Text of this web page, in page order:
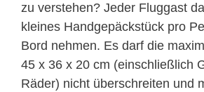
zu verstehen? Jeder Fluggast
kleines Handgepäckstück pro
Bord nehmen. Es darf die
45 x 36 x 20 cm (einschließlich
Räder) nicht überschreiten und